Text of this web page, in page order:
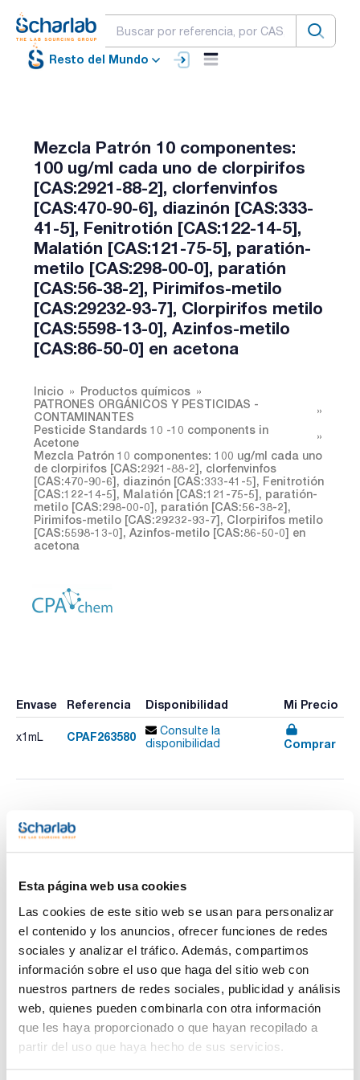
Esta página web usa cookies
Las cookies de este sitio web se usan para personalizar
el contenido y los anuncios, ofrecer funciones de redes
sociales y analizar el tráfico. Además, compartimos
información sobre el uso que haga del sitio web con
nuestros partners de redes sociales, publicidad y análisis
web, quienes pueden combinarla con otra información
que les haya proporcionado o que hayan recopilado a
partir del uso que haya hecho de sus servicios.
Resto del Mundo
Mezcla Patrón 10 componentes:
100 ug/ml cada uno de clorpirifos
[CAS:2921-88-2], clorfenvinfos
[CAS:470-90-6], diazinón [CAS:333-
41-5], Fenitrotión [CAS:122-14-5],
Malatión [CAS:121-75-5], paratión-
metilo [CAS:298-00-0], paratión
[CAS:56-38-2], Pirimifos-metilo
[CAS:29232-93-7], Clorpirifos metilo
[CAS:5598-13-0], Azinfos-metilo
[CAS:86-50-0] en acetona
Inicio
Productos químicos
PATRONES ORGÁNICOS Y PESTICIDAS -
CONTAMINANTES
Pesticide Standards 10 -10 components in
Acetone
Mezcla Patrón 10 componentes: 100 ug/ml cada uno
de clorpirifos [CAS:2921-88-2], clorfenvinfos
[CAS:470-90-6], diazinón [CAS:333-41-5], Fenitrotión
[CAS:122-14-5], Malatión [CAS:121-75-5], paratión-
metilo [CAS:298-00-0], paratión [CAS:56-38-2],
Pirimifos-metilo [CAS:29232-93-7], Clorpirifos metilo
[CAS:5598-13-0], Azinfos-metilo [CAS:86-50-0] en
acetona
Envase Referencia Disponibilidad Mi Precio
x1mL CPAF263580
Consulte la
disponibilidad
Comprar
producto
Volumen : 1 mL
Composition:
Chlorpyrifos 100ug/ml [2921-88-2]
Chlorpyrifos methyl 100ug/ml [5598-13-0]
Chlorfenvinphos 100ug/ml [470-90-6]
Diazinon 100ug/ml [333-41-5]
Fenitrothion 100ug/ml [122-14-5]
Malathion 100ug/ml [121-75-5]
Parathion 100ug/ml [56-38-2]
Parathion-methyl 100ug/ml [298-00-0]
Pirimiphos-methyl 100ug/ml [29232-93-7]
Azinphos-methyl 100ug/ml [86-50-0]
Documentación técnica
TDS / Ficha técnica
Regístrate para
descargas
COA
Regístrate para
descargas
SDS/ Hoja de seguridad